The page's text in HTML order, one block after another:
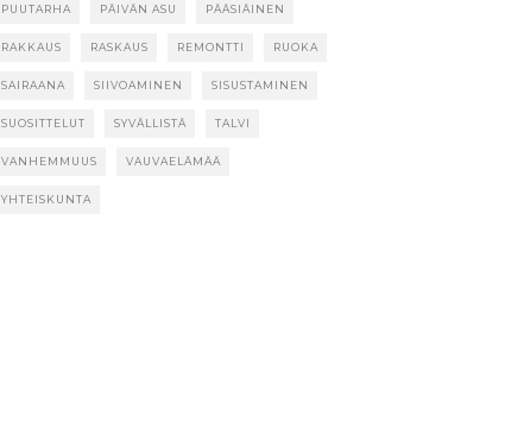
PUUTARHA PÄIVÄN ASU PÄÄSIÄINEN
RAKKAUS RASKAUS REMONTTI RUOKA
SAIRAANA SIIVOAMINEN SISUSTAMINEN
SUOSITTELUT SYVÄLLISTÄ TALVI
VANHEMMUUS VAUVAELÄMÄÄ
YHTEISKUNTA